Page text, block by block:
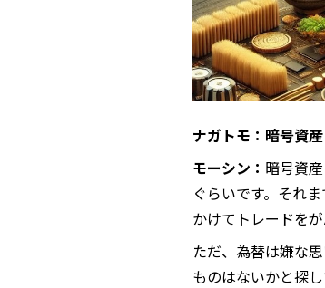
ナガトモ：暗号資
モーシン： 暗号資
ぐらいです。それ
かけてトレードを
ただ、為替は嫌な
ものはないかと探